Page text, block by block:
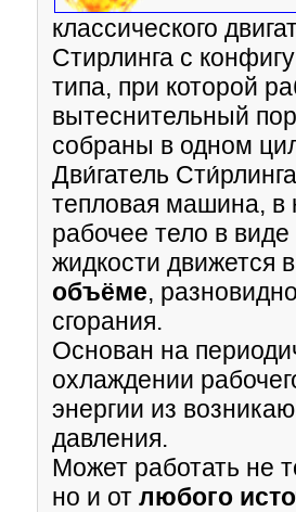
классического
Стирлинга с
типа, при которой
вытеснительный
собраны в одном
Дви́гатель
тепловая машина, в
рабочее тело в виде
жидкости движется
объёме,
сгорания.
Основан на
охлаждении
энергии из
давления.
Может работать не
но и от любого